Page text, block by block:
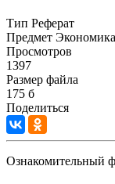
Тип Реферат
Предмет Экономика
Просмотров
1397
Размер файла
175 б
Поделиться
Ознакомительный